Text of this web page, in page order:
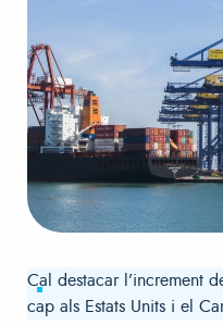
Cal destacar l’increment
cap als Estats Units i el